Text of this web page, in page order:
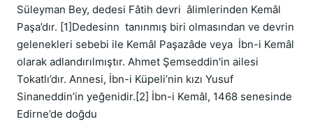
Süleyman Bey, dedesi Fâtih devri  âlimlerinden Kemâl
Paşa’dır. [1]Dedesinn  tanınmış biri olmasından ve devrin
gelenekleri sebebi ile Kemâl Paşazâde veya  İbn-i Kemâl
olarak adlandırılmıştır. Ahmet Şemseddin'in ailesi
Tokatlı’dır. Annesi, İbn-i Küpeli’nin kızı Yusuf
Sinaneddin’in yeğenidir.[2] İbn-i Kemâl, 1468 senesinde
Edirne’de doğdu